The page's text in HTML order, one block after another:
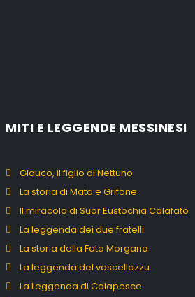
MITI E LEGGENDE MESSINESI
Glauco, il figlio di Nettuno
La storia di Mata e Grifone
Il miracolo di Suor Eustochia Calafato
La leggenda dei due fratelli
La storia della Fata Morgana
La leggenda del vascellazzu
La Leggenda di Colapesce